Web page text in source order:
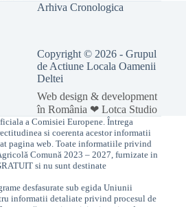
Arhiva Cronologica
Copyright © 2026 - Grupul
de Actiune Locala Oamenii
Deltei
Web design & development
în România ❤ Lotca Studio
a Comisiei Europene. Întrega
si coerenta acestor informatii
pagina web. Toate informatiile privind
Comună 2023 – 2027, furnizate in
si nu sunt destinate
desfasurate sub egida Uniunii
informatii detaliate privind procesul de